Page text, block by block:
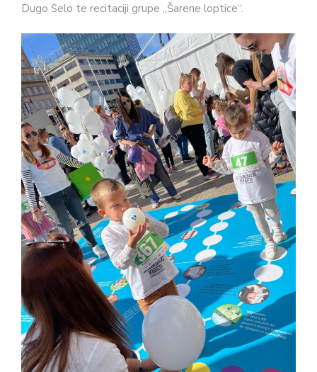
Dugo Selo te recitaciji grupe „Šarene loptice“.